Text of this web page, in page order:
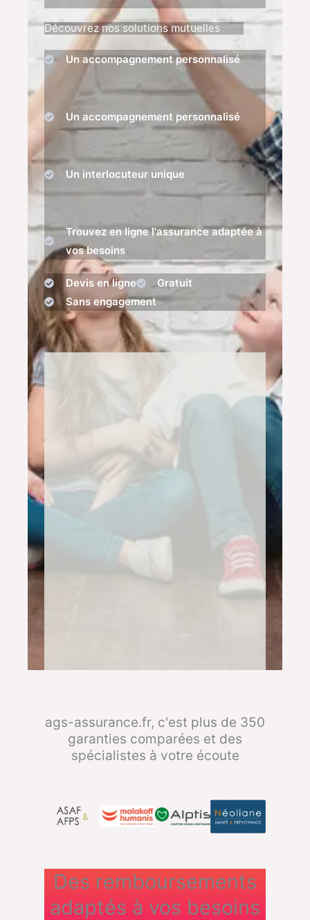
Découvrez nos solutions mutuelles
Un accompagnement personnalisé
Un accompagnement personnalisé
Un interlocuteur unique
Trouvez en ligne l'assurance adaptée à
vos besoins
Devis en ligne
Gratuit
Sans engagement
ags-assurance.fr, c'est plus de 350
garanties comparées et des
spécialistes à votre écoute
Des remboursements
adaptés à vos besoins